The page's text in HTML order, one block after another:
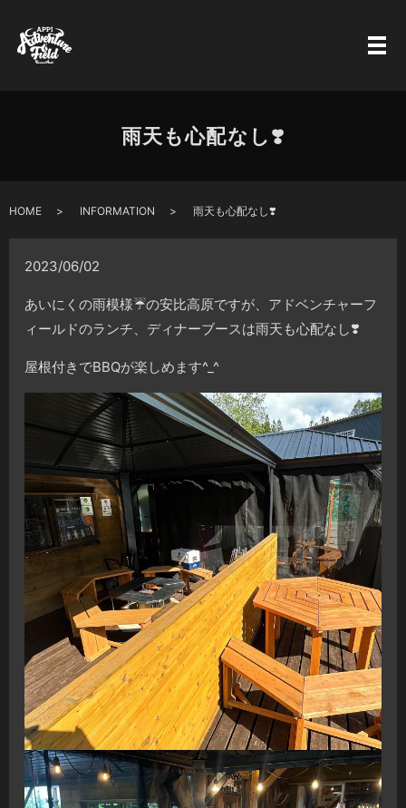
雨天も心配なし❣️
HOME INFORMATION 雨天も心配なし❣️
2023/06/02
あいにくの雨模様☔️の安比高原ですが、アドベンチャーフ
ィールドのランチ、ディナーブースは雨天も心配なし❣️
屋根付きでBBQが楽しめます^_^